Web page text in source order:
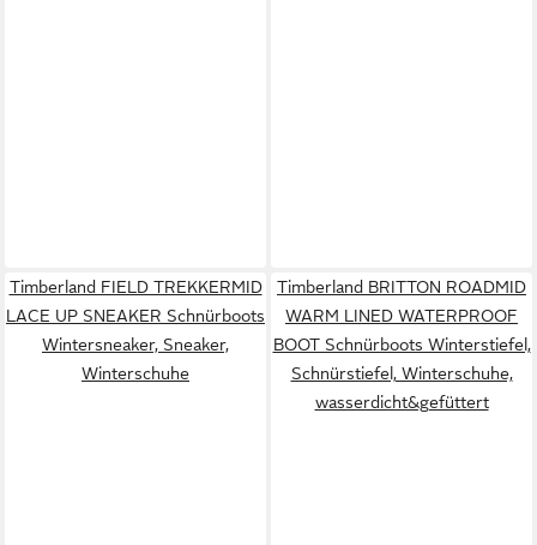
Timberland FIELD TREKKERMID
LACE UP SNEAKER Schnürboots
Wintersneaker, Sneaker,
Winterschuhe
Timberland BRITTON ROADMID
WARM LINED WATERPROOF
BOOT Schnürboots Winterstiefel,
Schnürstiefel, Winterschuhe,
wasserdicht&gefüttert